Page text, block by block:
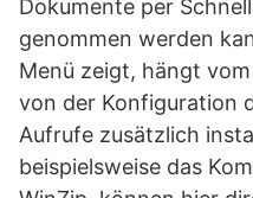
Dokumente per
genommen werden
Menü zeigt, hängt
von der Konfiguration
Aufrufe zusätzlich
beispielsweise das